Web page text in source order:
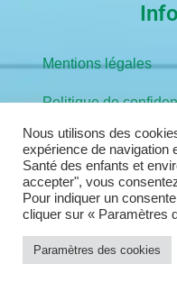
Mentions légales
Politique de
Nous utilisons des
expérience de navigation
Santé des enfants et
accepter", vous
Pour indiquer un
cliquer sur « Paramètres
Paramètres des cookies